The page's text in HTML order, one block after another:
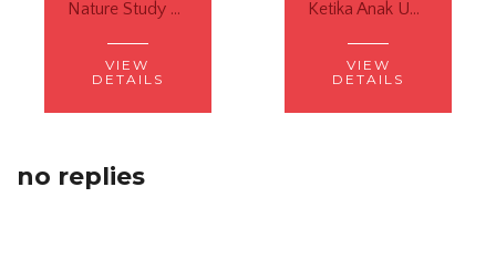
Nature Study yang Menumbuhkan Spiritualitas Anak (dan Kita)
VIEW
DETAILS
Ketika Anak Umur Tujuh Tahun Bicara Percintaan
VIEW
DETAILS
no replies